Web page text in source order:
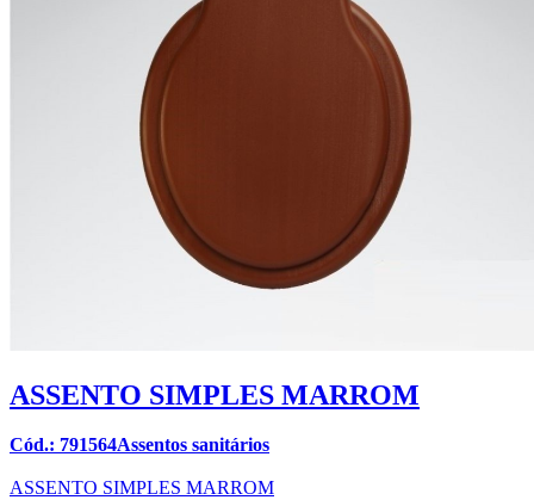
ASSENTO SIMPLES MARROM
Cód.: 791564Assentos sanitários
ASSENTO SIMPLES MARROM